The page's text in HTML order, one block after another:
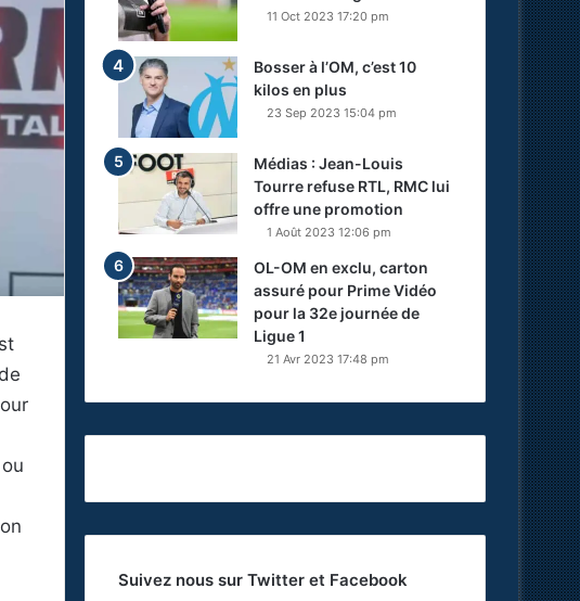
11 Oct 2023 17:20 pm
Bosser à l’OM, c’est 10
kilos en plus
23 Sep 2023 15:04 pm
Médias : Jean-Louis
Tourre refuse RTL, RMC lui
offre une promotion
1 Août 2023 12:06 pm
OL-OM en exclu, carton
assuré pour Prime Vidéo
pour la 32e journée de
Ligue 1
21 Avr 2023 17:48 pm
Suivez nous sur Twitter et Facebook